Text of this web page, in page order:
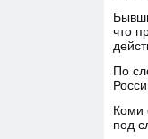
что
По
Коми
под